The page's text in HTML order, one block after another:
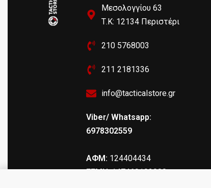
Μεσολογγίου 63
Τ.Κ: 12134 Περιστέρι
210 5768003
211 2181336
info@tacticalstore.gr
Viber/ Whatsapp:
6978302559
ΑΦΜ: 124404434
ΓΕΜΗ: 147469103000